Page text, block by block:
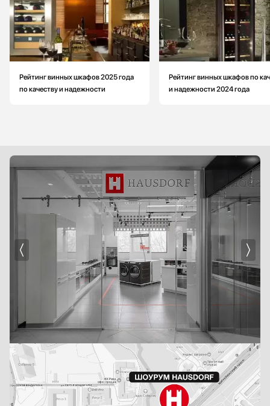
Рейтинг винных шкафов 2025 года
по качеству и надежности
Рейтинг винных шкафов по
и надежности 2024 года